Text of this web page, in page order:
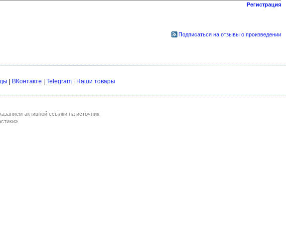
Регистрация
Подписаться на отзывы о произведении
ВКонтакте Telegram Наши товары
активной ссылки на источник.
.